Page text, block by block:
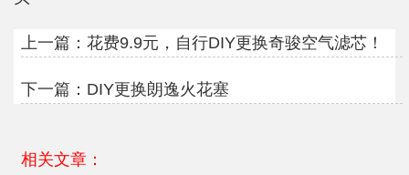
上一篇： 花费9.9元，自行DIY更换奇骏空气滤芯！
下一篇： DIY更换朗逸火花塞
相关文章：